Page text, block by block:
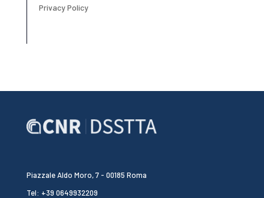
Privacy Policy
Piazzale Aldo Moro, 7 - 00185 Roma
Tel: +39 0649932209